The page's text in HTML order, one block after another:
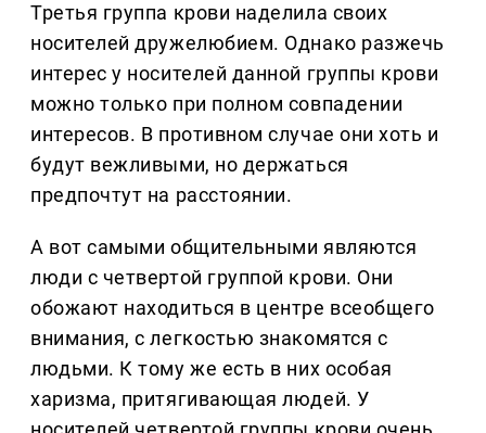
Третья группа крови наделила своих
носителей дружелюбием. Однако разжечь
интерес у носителей данной группы крови
можно только при полном совпадении
интересов. В противном случае они хоть и
будут вежливыми, но держаться
предпочтут на расстоянии.
А вот самыми общительными являются
люди с четвертой группой крови. Они
обожают находиться в центре всеобщего
внимания, с легкостью знакомятся с
людьми. К тому же есть в них особая
харизма, притягивающая людей. У